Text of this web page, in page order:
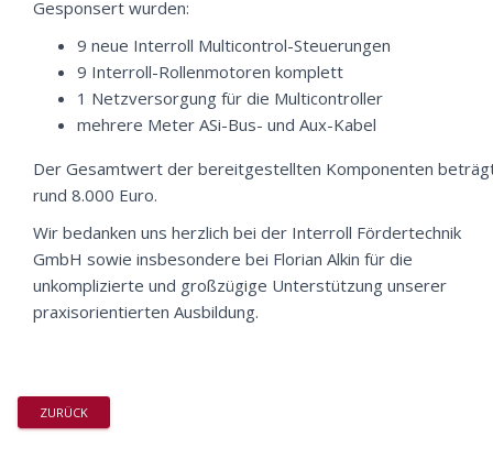
Gesponsert wurden:
9 neue Interroll Multicontrol-Steuerungen
9 Interroll-Rollenmotoren komplett
1 Netzversorgung für die Multicontroller
mehrere Meter ASi-Bus- und Aux-Kabel
Der Gesamtwert der bereitgestellten Komponenten
rund 8.000 Euro.
Wir bedanken uns herzlich bei der Interroll Fördertechnik
GmbH sowie insbesondere bei Florian Alkin für die
unkomplizierte und großzügige Unterstützung unserer
praxisorientierten Ausbildung.
ZURÜCK